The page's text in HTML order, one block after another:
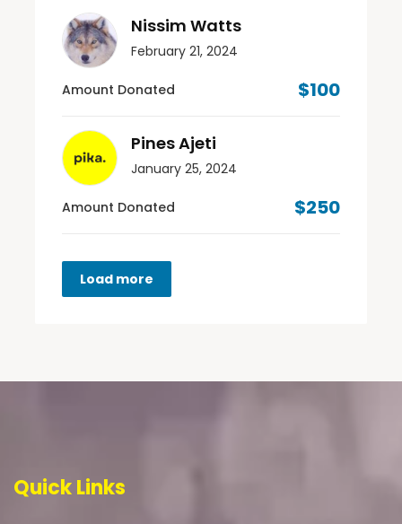
Nissim Watts
February 21, 2024
Amount Donated $100
Pines Ajeti
January 25, 2024
Amount Donated $250
Load more
Quick Links